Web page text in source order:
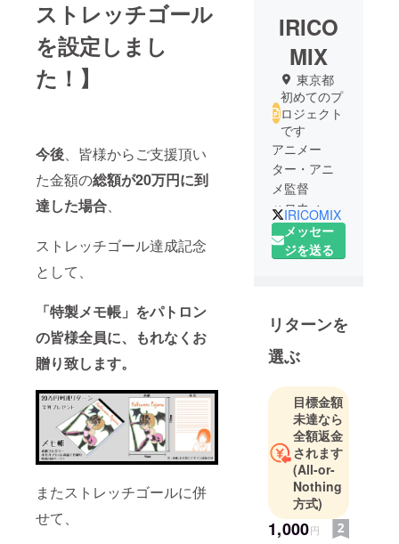
ストレッチゴール
を設定しまし
た！】
今後、皆様からご支援頂い
た金額の総額が20万円に到
達した場合、
ストレッチゴール達成記念
として、
「特製メモ帳」をパトロン
の皆様全員に、もれなくお
贈り致します。
またストレッチゴールに併
せて、
IRICO
MIX
東京都
初めてのプ
ロジェクト
です
アニメー
ター・アニ
メ監督
ハロウィ
ン・パジャ
マの原作・
IRICOMIX
メッセー
ジを送る
リターンを
選ぶ
目標金額
未達なら
全額返金
されます
(All-or-
Nothing
方式)
1,000円